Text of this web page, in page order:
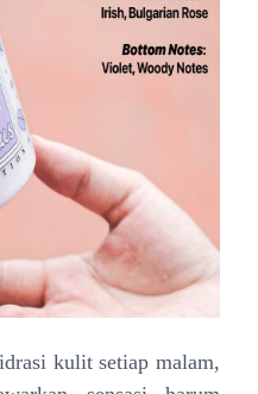
kulit setiap malam,